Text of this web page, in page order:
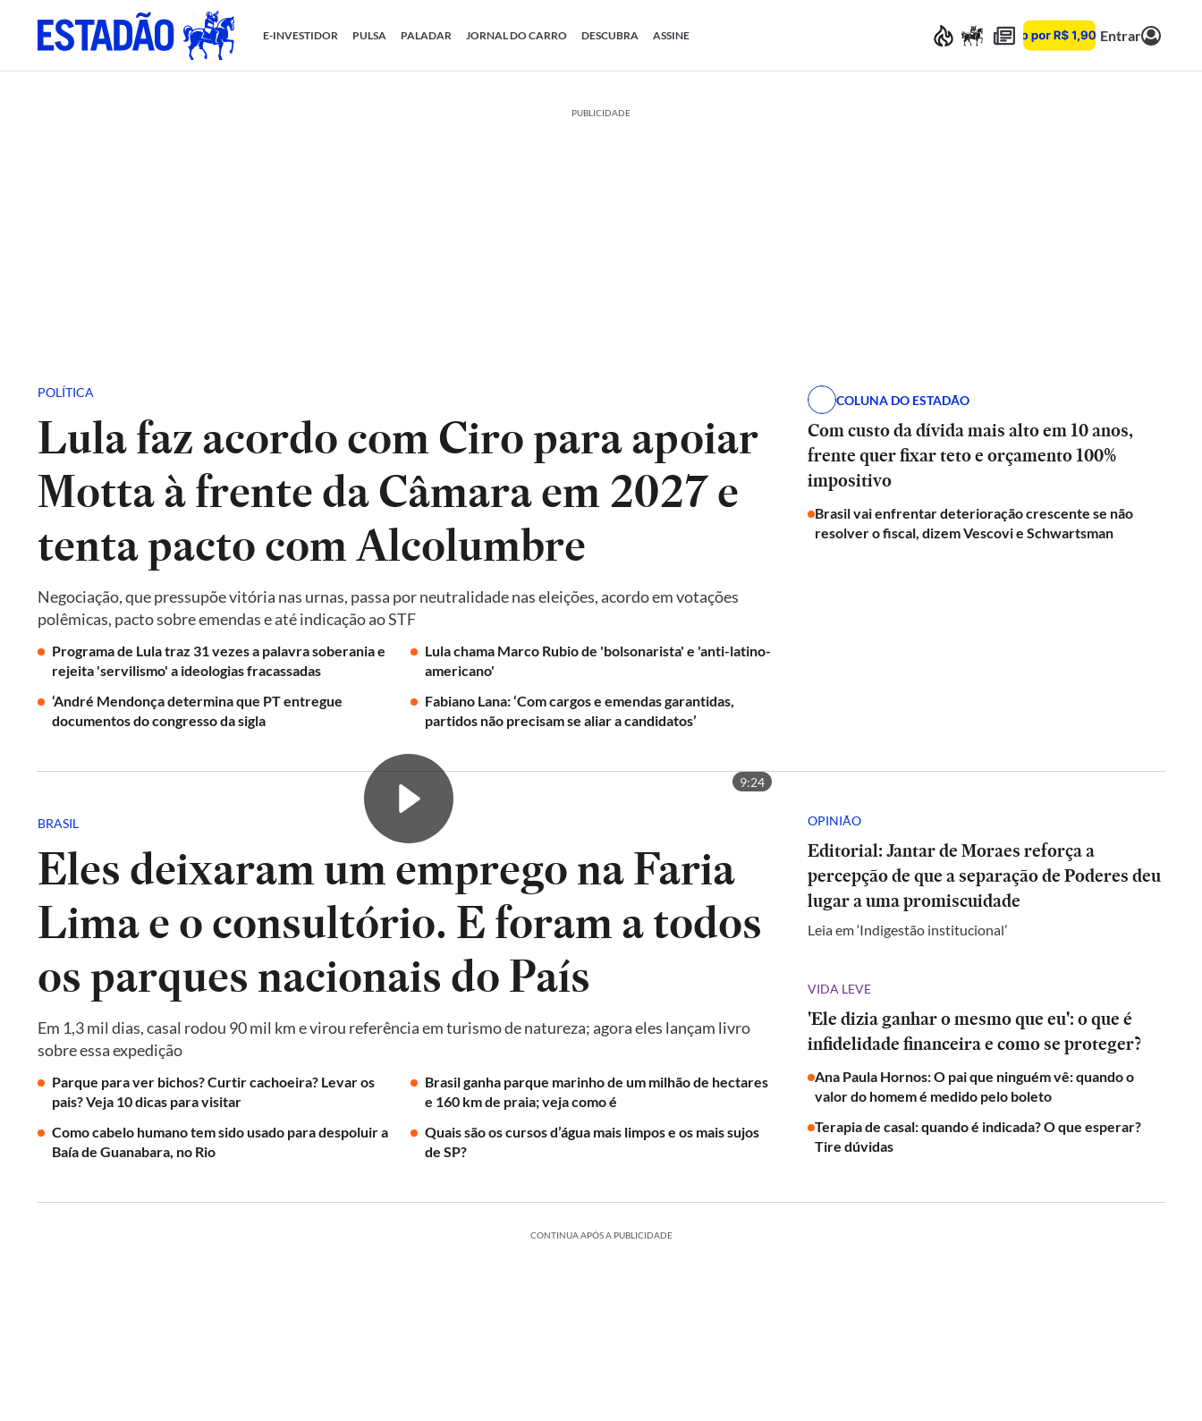
E-INVESTIDOR PULSA PALADAR JORNAL DO CARRO DESCUBRA ASSINE Entrar
PUBLICIDADE
POLÍTICA
Lula faz acordo com Ciro para apoiar
Motta à frente da Câmara em 2027 e
tenta pacto com Alcolumbre
Negociação, que pressupõe vitória nas urnas, passa por neutralidade nas eleições, acordo em votações
polêmicas, pacto sobre emendas e até indicação ao STF
Programa de Lula traz 31 vezes a palavra soberania e
rejeita 'servilismo' a ideologias fracassadas
Lula chama Marco Rubio de 'bolsonarista' e 'anti-latino-
americano'
‘André Mendonça determina que PT entregue
documentos do congresso da sigla
Fabiano Lana: ‘Com cargos e emendas garantidas,
partidos não precisam se aliar a candidatos’
COLUNA DO ESTADÃO
Com custo da dívida mais alto em 10 anos,
frente quer fixar teto e orçamento 100%
impositivo
Brasil vai enfrentar deterioração crescente se não
resolver o fiscal, dizem Vescovi e Schwartsman
9:24
BRASIL
Eles deixaram um emprego na Faria
Lima e o consultório. E foram a todos
os parques nacionais do País
Em 1,3 mil dias, casal rodou 90 mil km e virou referência em turismo de natureza; agora eles lançam livro
sobre essa expedição
Parque para ver bichos? Curtir cachoeira? Levar os
pais? Veja 10 dicas para visitar
Brasil ganha parque marinho de um milhão de hectares
e 160 km de praia; veja como é
Como cabelo humano tem sido usado para despoluir a
Baía de Guanabara, no Rio
Quais são os cursos d’água mais limpos e os mais sujos
de SP?
OPINIÃO
Editorial: Jantar de Moraes reforça a
percepção de que a separação de Poderes deu
lugar a uma promiscuidade
Leia em ‘Indigestão institucional’
VIDA LEVE
'Ele dizia ganhar o mesmo que eu': o que é
infidelidade financeira e como se proteger?
Ana Paula Hornos: O pai que ninguém vê: quando o
valor do homem é medido pelo boleto
Terapia de casal: quando é indicada? O que esperar?
Tire dúvidas
CONTINUA APÓS A PUBLICIDADE